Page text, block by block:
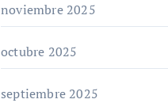
noviembre 2025
octubre 2025
septiembre 2025